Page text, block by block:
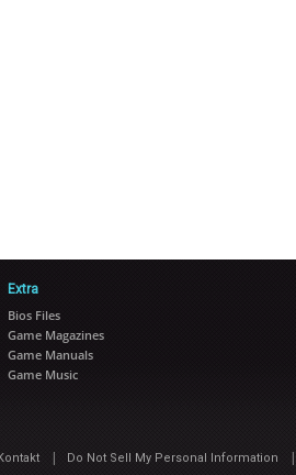
Extra
Bios Files
Game Magazines
Game Manuals
Game Music
| Do Not Sell My Personal Information |